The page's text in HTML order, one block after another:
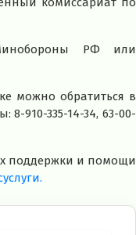
РФ или
можно обратиться в
910-335-14-34, 63-00-
поддержки и помощи